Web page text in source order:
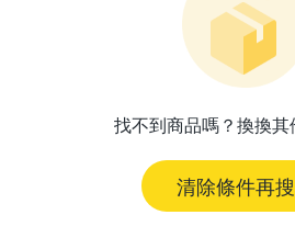
找不到商品嗎？換換其
清除條件再